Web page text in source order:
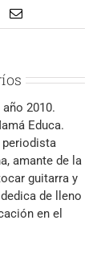
PinterestCorreo
electrónico
2010.
Educa.
amante de la
guitarra y
de lleno
en el